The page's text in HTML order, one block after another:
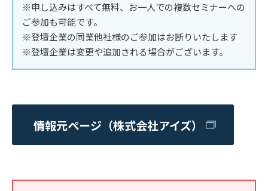
※申し込みはすべて無料、お一人での複数セミナーへの
ご参加も可能です。
※登壇企業の同業他社様のご参加はお断りいたします
※登壇企業は変更や追加される場合がございます。
情報元ページ（株式会社アイズ）